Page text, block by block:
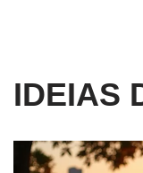
IDEIAS